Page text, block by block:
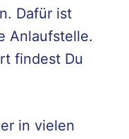
Dafür ist
Anlaufstelle.
findest Du
in vielen